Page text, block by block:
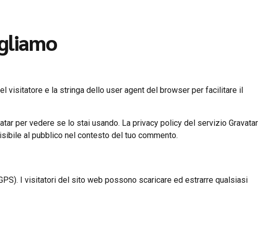
visitatore e la stringa dello user agent del browser per facilitare il
per vedere se lo stai usando. La privacy policy del servizio Gravatar
al pubblico nel contesto del tuo commento.
I visitatori del sito web possono scaricare ed estrarre qualsiasi